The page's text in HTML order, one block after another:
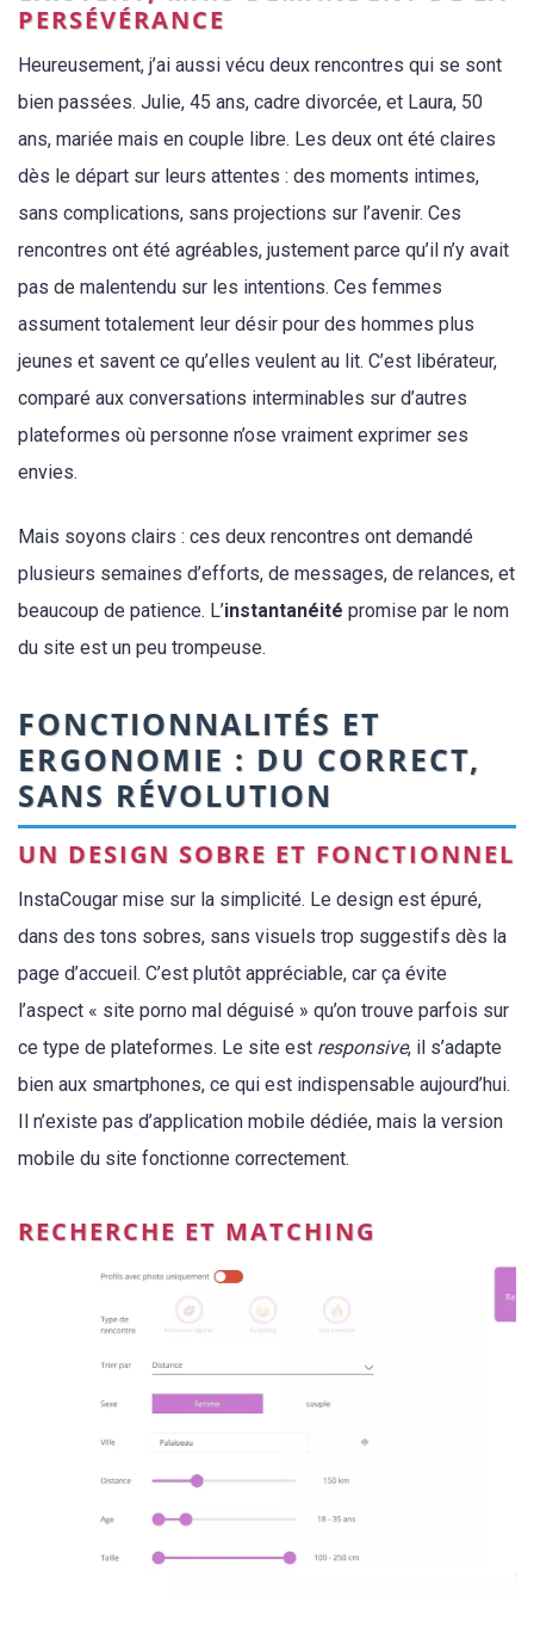
PERSÉVÉRANCE
Heureusement, j’ai aussi vécu deux rencontres qui se sont
bien passées. Julie, 45 ans, cadre divorcée, et Laura, 50
ans, mariée mais en couple libre. Les deux ont été claires
dès le départ sur leurs attentes : des moments intimes,
sans complications, sans projections sur l’avenir. Ces
rencontres ont été agréables, justement parce qu’il n’y avait
pas de malentendu sur les intentions. Ces femmes
assument totalement leur désir pour des hommes plus
jeunes et savent ce qu’elles veulent au lit. C’est libérateur,
comparé aux conversations interminables sur d’autres
plateformes où personne n’ose vraiment exprimer ses
envies.
Mais soyons clairs : ces deux rencontres ont demandé
plusieurs semaines d’efforts, de messages, de relances, et
beaucoup de patience. L’instantanéité promise par le nom
du site est un peu trompeuse.
FONCTIONNALITÉS ET
ERGONOMIE : DU CORRECT,
SANS RÉVOLUTION
UN DESIGN SOBRE ET FONCTIONNEL
InstaCougar mise sur la simplicité. Le design est épuré,
dans des tons sobres, sans visuels trop suggestifs dès la
page d’accueil. C’est plutôt appréciable, car ça évite
l’aspect « site porno mal déguisé » qu’on trouve parfois sur
ce type de plateformes. Le site est responsive, il s’adapte
bien aux smartphones, ce qui est indispensable aujourd’hui.
Il n’existe pas d’application mobile dédiée, mais la version
mobile du site fonctionne correctement.
RECHERCHE ET MATCHING